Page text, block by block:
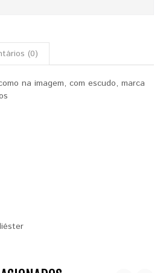
(0)
na imagem, com escudo, marca